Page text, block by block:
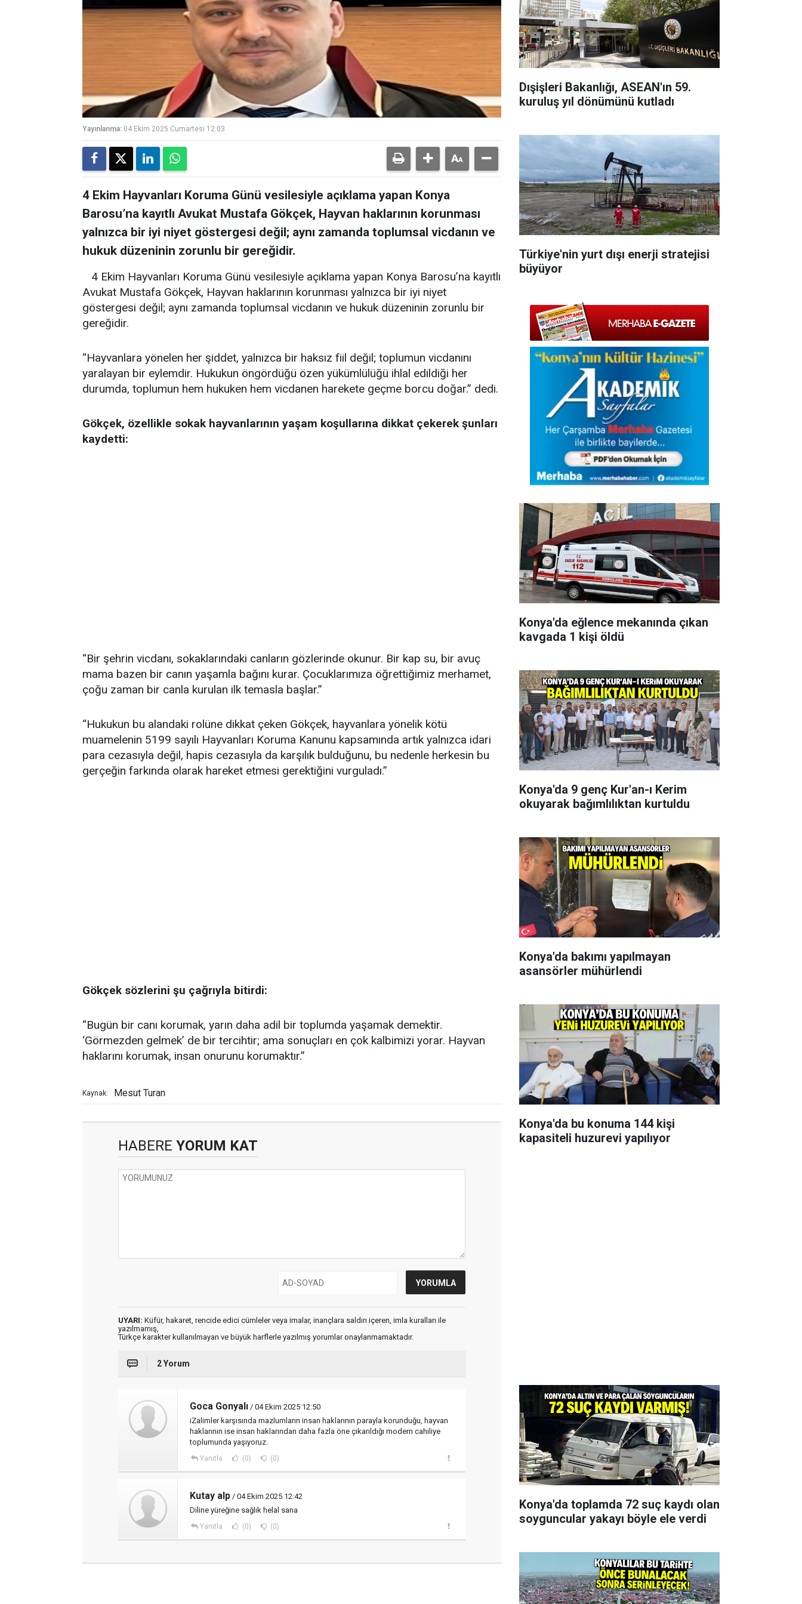
Yayınlanma: 04 Ekim 2025 Cumartesi 12:03
4 Ekim Hayvanları Koruma Günü vesilesiyle açıklama yapan Konya
Barosu’na kayıtlı Avukat Mustafa Gökçek, Hayvan haklarının korunması
yalnızca bir iyi niyet göstergesi değil; aynı zamanda toplumsal vicdanın ve
hukuk düzeninin zorunlu bir gereğidir.
4 Ekim Hayvanları Koruma Günü vesilesiyle açıklama yapan Konya Barosu’na kayıtlı
Avukat Mustafa Gökçek, Hayvan haklarının korunması yalnızca bir iyi niyet
göstergesi değil; aynı zamanda toplumsal vicdanın ve hukuk düzeninin zorunlu bir
gereğidir.
“Hayvanlara yönelen her şiddet, yalnızca bir haksız fiil değil; toplumun vicdanını
yaralayan bir eylemdir. Hukukun öngördüğü özen yükümlülüğü ihlal edildiği her
durumda, toplumun hem hukuken hem vicdanen harekete geçme borcu doğar.” dedi.
Gökçek, özellikle sokak hayvanlarının yaşam koşullarına dikkat çekerek şunları
kaydetti:
“Bir şehrin vicdanı, sokaklarındaki canların gözlerinde okunur. Bir kap su, bir avuç
mama bazen bir canın yaşamla bağını kurar. Çocuklarımıza öğrettiğimiz merhamet,
çoğu zaman bir canla kurulan ilk temasla başlar.”
“Hukukun bu alandaki rolüne dikkat çeken Gökçek, hayvanlara yönelik kötü
muamelenin 5199 sayılı Hayvanları Koruma Kanunu kapsamında artık yalnızca idari
para cezasıyla değil, hapis cezasıyla da karşılık bulduğunu, bu nedenle herkesin bu
gerçeğin farkında olarak hareket etmesi gerektiğini vurguladı.”
Gökçek sözlerini şu çağrıyla bitirdi:
“Bugün bir canı korumak, yarın daha adil bir toplumda yaşamak demektir.
‘Görmezden gelmek’ de bir tercihtir; ama sonuçları en çok kalbimizi yorar. Hayvan
haklarını korumak, insan onurunu korumaktır.”
Kaynak: Mesut Turan
HABERE YORUM KAT
UYARI: Küfür, hakaret, rencide edici cümleler veya imalar, inançlara saldırı içeren, imla kuralları ile
yazılmamış,
Türkçe karakter kullanılmayan ve büyük harflerle yazılmış yorumlar onaylanmamaktadır.
2 Yorum
Goca Gonyalı / 04 Ekim 2025 12:50
iZalimler karşısında mazlumların insan haklarının parayla korunduğu, hayvan
haklarının ise insan haklarından daha fazla öne çıkarıldığı modern cahiliye
toplumunda yaşıyoruz.
Yanıtla (0) (0)
Kutay alp / 04 Ekim 2025 12:42
Diline yüreğine sağlık helal sana
Yanıtla (0) (0)
Dışişleri Bakanlığı, ASEAN'ın 59.
kuruluş yıl dönümünü kutladı
Türkiye'nin yurt dışı enerji stratejisi
büyüyor
Konya'da eğlence mekanında çıkan
kavgada 1 kişi öldü
Konya'da 9 genç Kur'an-ı Kerim
okuyarak bağımlılıktan kurtuldu
Konya'da bakımı yapılmayan
asansörler mühürlendi
Konya'da bu konuma 144 kişi
kapasiteli huzurevi yapılıyor
Konya'da toplamda 72 suç kaydı olan
soyguncular yakayı böyle ele verdi